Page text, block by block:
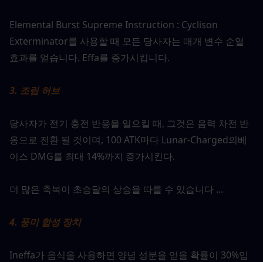
Elemental Burst Supreme Instruction : Cyclison
Exterminator를 사용할 때 모든 당사자는 매개 변수 순열
효과를 얻습니다. Effa를 증가시킵니다.
3. 조립 허브
당사자가 전기 충전 반응을 일으킬 때, 그것은 음력 차전 반
응으로 전환 될 것이며, 100 ATK마다 Lunar-Charged의베
이스 DMG를 최대 14%까지 증가시킨다.
더 많은 축복이 초승달의 상승을 따를 수 있습니다 ...
4. 풍미 합성 장치
Ineffa가 음식을 사용하면 양념 성분을 얻을 확률이 30%입